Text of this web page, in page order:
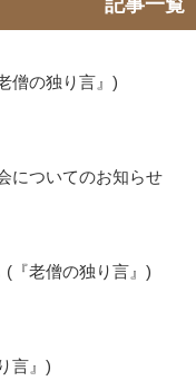
記事一覧
僧の独り言』)
についてのお知らせ
(『老僧の独り言』)
言』)